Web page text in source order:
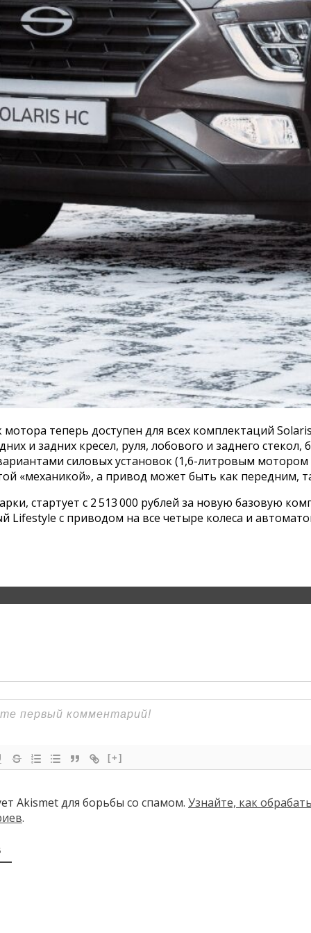
теперь доступен для всех комплектаций
и задних кресел, руля, лобового и заднего
силовых установок (1,6-литровым
«механикой», а привод может быть как передним,
стартует с 2 513 000 рублей за новую базовую
с приводом на все четыре колеса и
[+]
Akismet для борьбы со спамом. Узнайте, как
.